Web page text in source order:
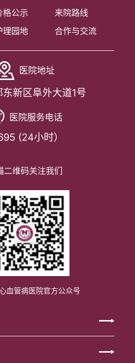
格公示
来院路线
理园地 合作与交流
医院地址
新区阜外大道1号
医院服务电话
(24小时）
二维码关注我们
血管病医院官方公众号